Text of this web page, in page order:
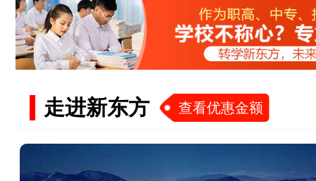
杨* 18 21
冯* 16 19
屈*天 15 18
走进新东方 查看优惠金额